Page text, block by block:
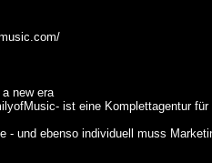
new era
ist eine Komplettagentur
- und ebenso individuell muss